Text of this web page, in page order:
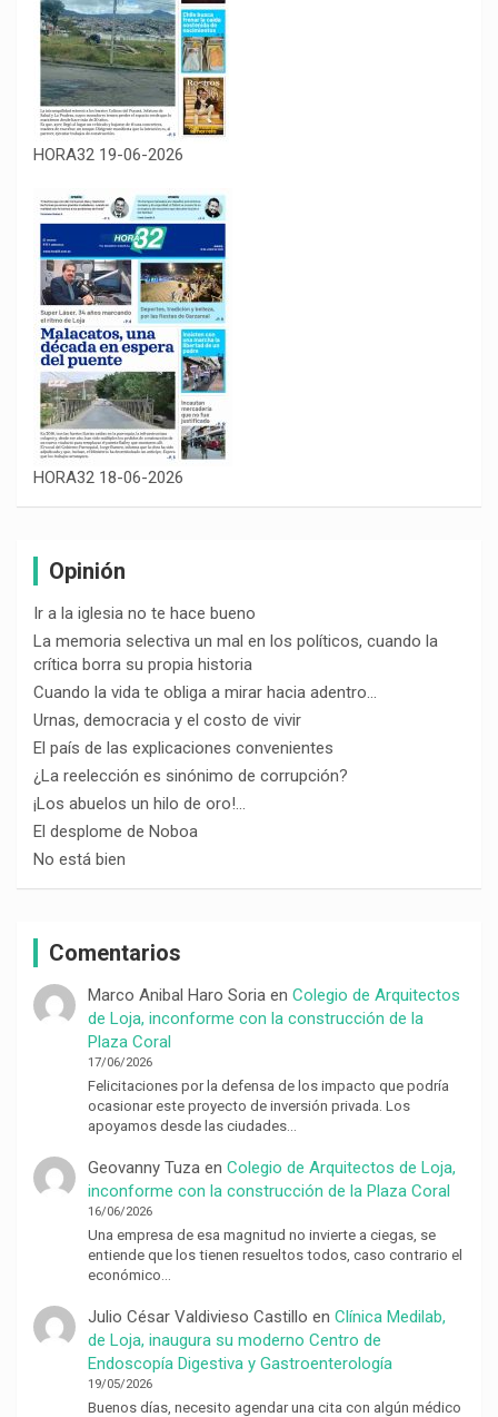
HORA32 19-06-2026
HORA32 18-06-2026
Opinión
Ir a la iglesia no te hace bueno
La memoria selectiva un mal en los políticos, cuando la
crítica borra su propia historia
Cuando la vida te obliga a mirar hacia adentro…
Urnas, democracia y el costo de vivir
El país de las explicaciones convenientes
¿La reelección es sinónimo de corrupción?
¡Los abuelos un hilo de oro!…
El desplome de Noboa
No está bien
Comentarios
Marco Anibal Haro Soriaen Colegio de Arquitectos
de Loja, inconforme con la construcción de la
Plaza Coral
17/06/2026
Felicitaciones por la defensa de los impacto que podría
ocasionar este proyecto de inversión privada. Los
apoyamos desde las ciudades…
Geovanny Tuzaen Colegio de Arquitectos de Loja,
inconforme con la construcción de la Plaza Coral
16/06/2026
Una empresa de esa magnitud no invierte a ciegas, se
entiende que los tienen resueltos todos, caso contrario el
económico…
Julio César Valdivieso Castillo en Clínica Medilab,
de Loja, inaugura su moderno Centro de
Endoscopía Digestiva y Gastroenterología
19/05/2026
Buenos días, necesito agendar una cita con algún médico